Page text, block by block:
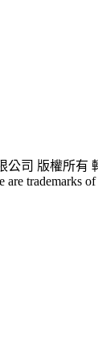
公司 版權所有
are trademarks